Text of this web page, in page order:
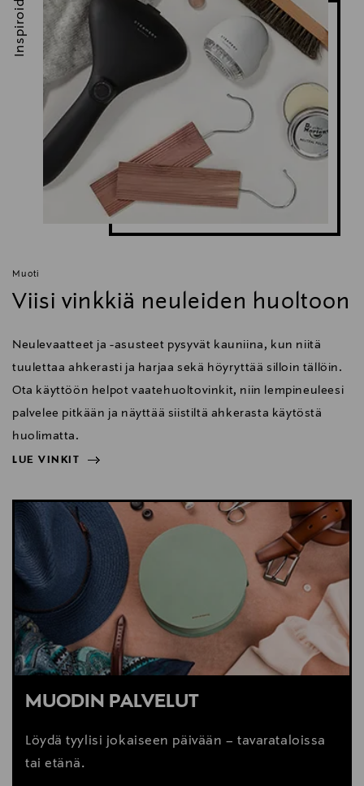
Muoti
Viisi vinkkiä neuleiden huoltoon
Neulevaatteet ja -asusteet pysyvät kauniina, kun niitä
tuulettaa ahkerasti ja harjaa sekä höyryttää silloin tällöin.
Ota käyttöön helpot vaatehuoltovinkit, niin lempineuleesi
palvelee pitkään ja näyttää siistiltä ahkerasta käytöstä
huolimatta.
LUE VINKIT
Inspiroidu
LUE VINKIT
MUODIN PALVELUT
Löydä tyylisi jokaiseen päivään – tavarataloissa
tai etänä.